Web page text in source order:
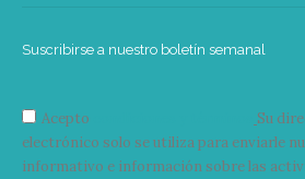
Suscribirse a nuestro boletín semanal
Acepto
Su
electrónico solo se utiliza para enviarle
informativo e información sobre las